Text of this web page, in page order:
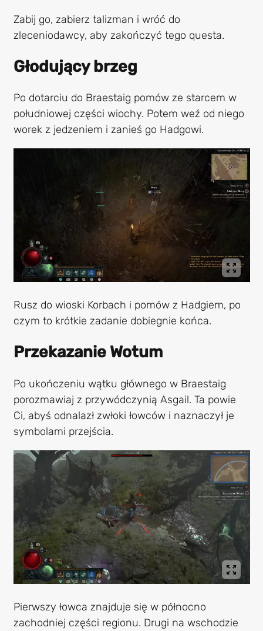
Zabij go, zabierz talizman i wróć do
zleceniodawcy, aby zakończyć tego questa.
Głodujący brzeg
Po dotarciu do Braestaig pomów ze starcem w
południowej części wiochy. Potem weź od niego
worek z jedzeniem i zanieś go Hadgowi.
Rusz do wioski Korbach i pomów z Hadgiem, po
czym to krótkie zadanie dobiegnie końca.
Przekazanie Wotum
Po ukończeniu wątku głównego w Braestaig
porozmawiaj z przywódczynią Asgail. Ta powie
Ci, abyś odnalazł zwłoki łowców i naznaczył je
symbolami przejścia.
Pierwszy łowca znajduje się w północno
zachodniej części regionu. Drugi na wschodzie